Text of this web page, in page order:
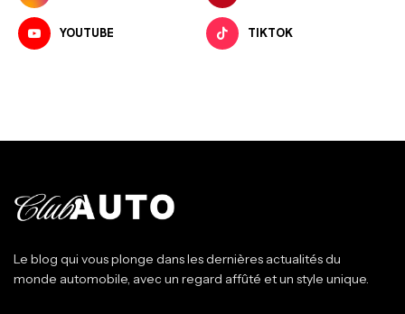
YOUTUBE TIKTOK
Le blog qui vous plonge dans les dernières actualités du
monde automobile, avec un regard affûté et un style unique.